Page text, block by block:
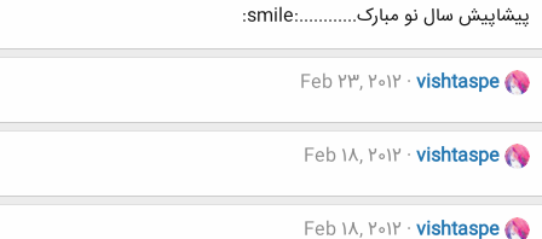
پیشاپیش سال نو مبارک............:smile:
vishtaspe
Feb 23, 2012
vishtaspe
Feb 18, 2012
vishtaspe
Feb 18, 2012